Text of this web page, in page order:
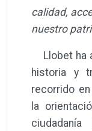
calidad,
nuestro
Llobet ha
historia y
recorrido
la